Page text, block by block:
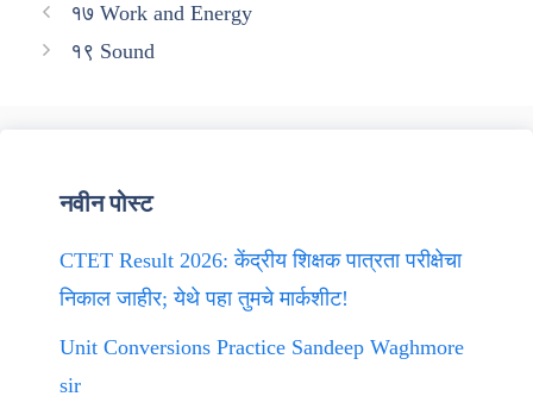
१७ Work and Energy
१९ Sound
नवीन पोस्ट
CTET Result 2026: केंद्रीय शिक्षक पात्रता परीक्षेचा
निकाल जाहीर; येथे पहा तुमचे मार्कशीट!
Unit Conversions Practice Sandeep Waghmore
sir